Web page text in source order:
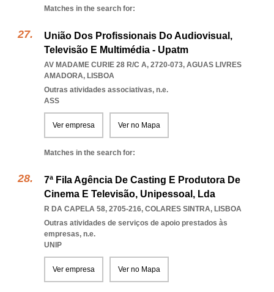
Matches in the search for:
União Dos Profissionais Do Audiovisual,
Televisão E Multimédia - Upatm
AV MADAME CURIE 28 R/C A, 2720-073, AGUAS LIVRES
AMADORA, LISBOA
Outras atividades associativas, n.e.
ASS
Ver empresa Ver no Mapa
Matches in the search for:
7ª Fila Agência De Casting E Produtora De
Cinema E Televisão, Unipessoal, Lda
R DA CAPELA 58, 2705-216, COLARES SINTRA, LISBOA
Outras atividades de serviços de apoio prestados às
empresas, n.e.
UNIP
Ver empresa Ver no Mapa